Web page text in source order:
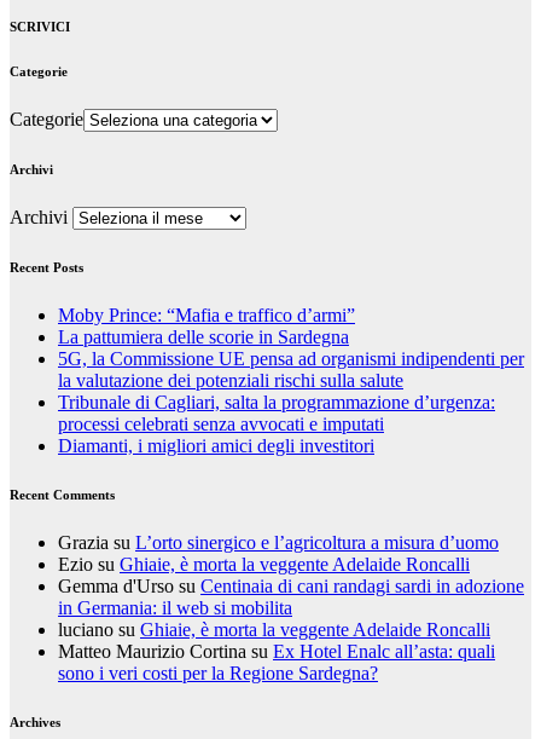
SCRIVICI
Categorie
Categorie
Archivi
Archivi
Recent Posts
Moby Prince: “Mafia e traffico d’armi”
La pattumiera delle scorie in Sardegna
5G, la Commissione UE pensa ad organismi indipendenti per
la valutazione dei potenziali rischi sulla salute
Tribunale di Cagliari, salta la programmazione d’urgenza:
processi celebrati senza avvocati e imputati
Diamanti, i migliori amici degli investitori
Recent Comments
Grazia su L’orto sinergico e l’agricoltura a misura d’uomo
Ezio su Ghiaie, è morta la veggente Adelaide Roncalli
Gemma d'Urso su Centinaia di cani randagi sardi in adozione
in Germania: il web si mobilita
luciano su Ghiaie, è morta la veggente Adelaide Roncalli
Matteo Maurizio Cortina su Ex Hotel Enalc all’asta: quali
sono i veri costi per la Regione Sardegna?
Archives